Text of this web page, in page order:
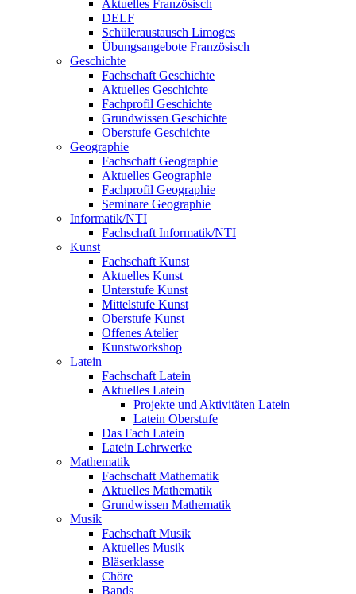
Aktuelles Französisch
DELF
Schüleraustausch Limoges
Übungsangebote Französisch
Geschichte
Fachschaft Geschichte
Aktuelles Geschichte
Fachprofil Geschichte
Grundwissen Geschichte
Oberstufe Geschichte
Geographie
Fachschaft Geographie
Aktuelles Geographie
Fachprofil Geographie
Seminare Geographie
Informatik/NTI
Fachschaft Informatik/NTI
Kunst
Fachschaft Kunst
Aktuelles Kunst
Unterstufe Kunst
Mittelstufe Kunst
Oberstufe Kunst
Offenes Atelier
Kunstworkshop
Latein
Fachschaft Latein
Aktuelles Latein
Projekte und Aktivitäten Latein
Latein Oberstufe
Das Fach Latein
Latein Lehrwerke
Mathematik
Fachschaft Mathematik
Aktuelles Mathematik
Grundwissen Mathematik
Musik
Fachschaft Musik
Aktuelles Musik
Bläserklasse
Chöre
Bands